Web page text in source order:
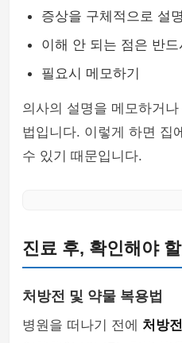
증상을 구체적으로 설
이해 안 되는 점은 반드
필요시 메모하기
의사의 설명을 메모하거
법입니다. 이렇게 하면 집
수 있기 때문입니다.
진료 후, 확인해야
처방전 및 약물 복용법
병원을 떠나기 전에 처방전